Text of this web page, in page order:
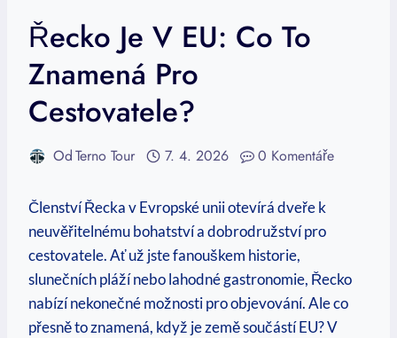
Řecko Je V EU: Co To
Znamená Pro
Cestovatele?
OdTerno Tour 7. 4. 2026 0 Komentáře
Členství Řecka v Evropské unii otevírá dveře k
neuvěřitelnému bohatství a dobrodružství pro
cestovatele. Ať už jste fanouškem historie,
slunečních pláží nebo lahodné gastronomie, Řecko
nabízí nekonečné možnosti pro objevování. Ale co
přesně to znamená, když je země součástí EU? V